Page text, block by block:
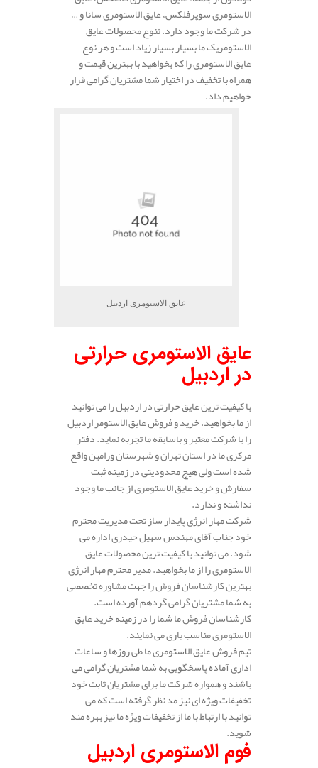
الاستومری سوپرفلکس، عایق الاستومری سانا و …
در شرکت ما وجود دارد. تنوع محصولات عایق
الاستومریک ما بسیار بسیار زیاد است و هر نوع
عایق الاستومری را که بخواهید با بهترین قیمت و
همراه با تخفیف در اختیار شما مشتریان گرامی قرار
خواهیم داد.
عایق الاستومری اردبیل
عایق الاستومری حرارتی
در اردبیل
با کیفیت ترین عایق حرارتی در اردبیل را می توانید
از ما بخواهید. خرید و فروش عایق الاستومر اردبیل
را با شرکت معتبر و باسابقه ما تجربه نماید. دفتر
مرکزی ما در استان تهران و شهرستان ورامین واقع
شده است ولی هیچ محدودیتی در زمینه ثبت
سفارش و خرید عایق الاستومری از جانب ما وجود
نداشته و ندارد.
شرکت مهار انرژی پایدار ساز تحت مدیریت محترم
خود جناب آقای مهندس سهیل حیدری اداره می
شود. می توانید با کیفیت ترین محصولات عایق
الاستومری را از ما بخواهید. مدیر محترم مهار انرژی
بهترین کارشناسان فروش را جهت مشاوره تخصصی
به شما مشتریان گرامی گردهم آورده است.
کارشناسان فروش ما شما را در زمینه خرید عایق
الاستومری مناسب یاری می نمایند.
تیم فروش عایق الاستومری ما طی روزها و ساعات
اداری آماده پاسخگویی به شما مشتریان گرامی می
باشند و همواره شرکت ما برای مشتریان ثابت خود
تخفیفات ویژه ای نیز مد نظر گرفته است که می
توانید با ارتباط با ما از تخفیفات ویژه ما نیز بهره مند
شوید.
فوم الاستومری اردبیل